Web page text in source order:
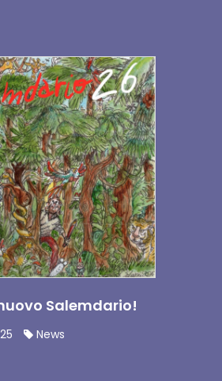
Salemdario!
News